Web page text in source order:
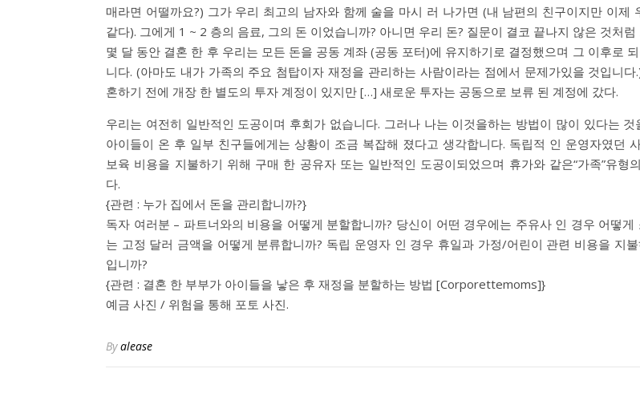
매라면 어떨까요?) 그가 우리 최고의 남자와 함께 술을 마시 러 나가면 (내 남편의 친구이지만 이제
같다). 그에게 1 ~ 2 층의 음료, 그의 돈 이었습니까? 아니면 우리 돈? 질문이 결코 끝나지 않은 것처럼
몇 달 동안 결혼 한 후 우리는 모든 돈을 공동 계좌 (공동 포터)에 유지하기로 결정했으며 그 이후로
니다. (아마도 내가 가족의 주요 첨탑이자 재정을 관리하는 사람이라는 점에서 문제가있을 것입니다
혼하기 전에 개장 한 별도의 투자 계정이 있지만 […] 새로운 투자는 공동으로 보류 된 계정에 갔다.
우리는 여전히 일반적인 도공이며 후회가 없습니다. 그러나 나는 이것을하는 방법이 많이 있다는 것
아이들이 온 후 일부 친구들에게는 상황이 조금 복잡해 졌다고 생각합니다. 독립적 인 운영자였던
보육 비용을 지불하기 위해 구매 한 공유자 또는 일반적인 도공이되었으며 휴가와 같은“가족”유형
다.
{관련 : 누가 집에서 돈을 관리합니까?}
독자 여러분 – 파트너와의 비용을 어떻게 분할합니까? 당신이 어떤 경우에는 주유사 인 경우 어떻게
는 고정 달러 금액을 어떻게 분류합니까? 독립 운영자 인 경우 휴일과 가정/어린이 관련 비용을 지
입니까?
{관련 : 결혼 한 부부가 아이들을 낳은 후 재정을 분할하는 방법 [Corporettemoms]}
예금 사진 / 위험을 통해 포토 사진.
Byalease